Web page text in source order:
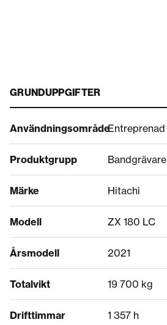
GRUNDUPPGIFTER
AnvändningsområdeEntreprenad
Produktgrupp Bandgrävare
Märke Hitachi
Modell ZX 180 LC
Årsmodell 2021
Totalvikt 19 700 kg
Drifttimmar 1 357 h